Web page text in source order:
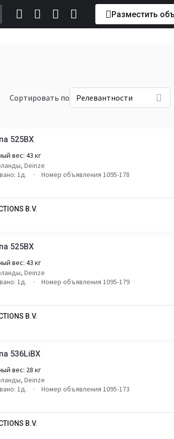
Разместить
Сортировать по Релевантности
525BX
вес: 43 кг
Deinze
1д.
Номер объявления 1095-178
B.V.
525BX
вес: 43 кг
Deinze
1д.
Номер объявления 1095-179
B.V.
536LiBX
вес: 28 кг
Deinze
1д.
Номер объявления 1095-173
B.V.